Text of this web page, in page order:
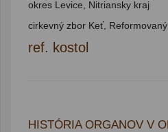
okres Levice, Nitriansky kraj
cirkevný zbor Keť,
ref. kostol
HISTÓRIA ORGANOV V